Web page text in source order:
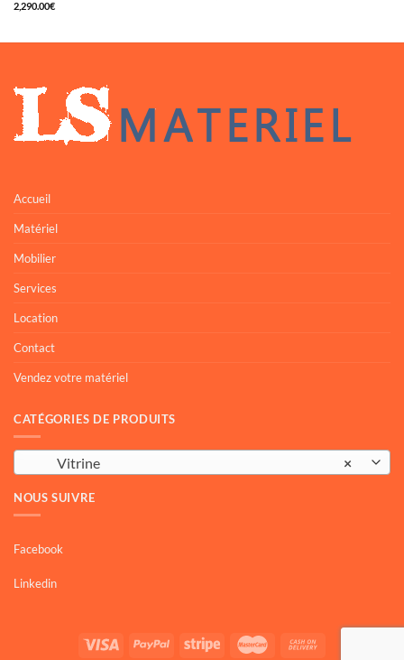
2,290.00€
Accueil
Matériel
Mobilier
Services
Location
Contact
Vendez votre matériel
CATÉGORIES DE PRODUITS
×
Vitrine
NOUS SUIVRE
Facebook
Linkedin